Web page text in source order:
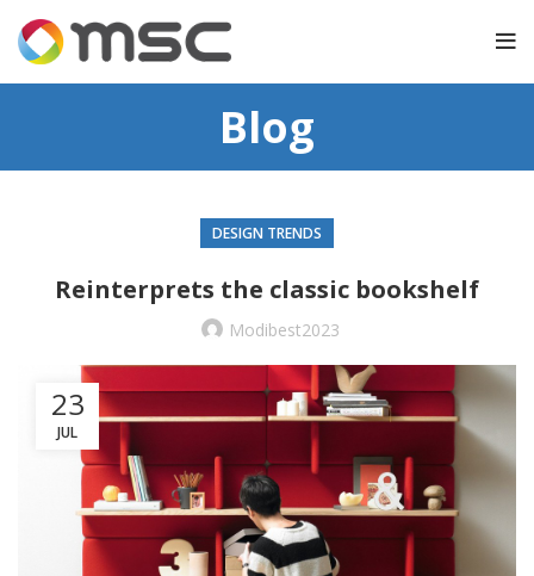
Blog
DESIGN TRENDS
Reinterprets the classic bookshelf
Modibest2023
23
JUL